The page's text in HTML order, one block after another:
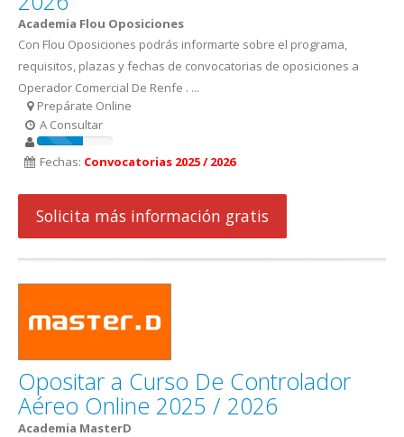
Academia Flou Oposiciones
Con Flou Oposiciones podrás informarte sobre el programa,
requisitos, plazas y fechas de convocatorias de oposiciones a
Operador Comercial De Renfe . ...
Prepárate Online
A Consultar
Fechas: Convocatorias 2025 / 2026
Solicita más información gratis
Opositar a Curso De Controlador
Aéreo Online 2025 / 2026
Academia MasterD